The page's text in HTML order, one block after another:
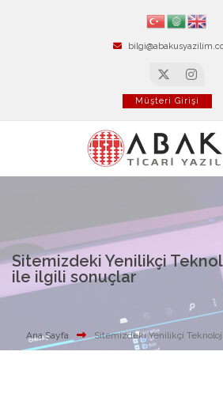
Müşteri Girişi
Sitemizdeki Yenilikçi
ile ilgili sonuçlar
Ana Sayfa Sitemizdeki Yenilikçi